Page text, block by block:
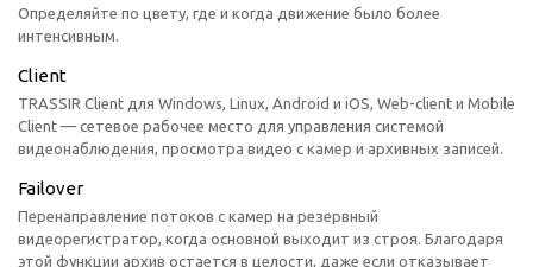
Определяйте по цвету, где и когда движение было более
интенсивным.
Client
TRASSIR Client для Windows, Linux, Android и iOS, Web-client и Mobile
Client — сетевое рабочее место для управления системой
видеонаблюдения, просмотра видео с камер и архивных записей.
Failover
Перенаправление потоков с камер на резервный
видеорегистратор, когда основной выходит из строя. Благодаря
этой функции архив остается в целости, даже если отказывает